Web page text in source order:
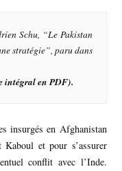
Schu, “Le Pakistan
stratégie”, paru dans
intégral en PDF).
insurgés en Afghanistan
et pour s’assurer
conflit avec l’Inde.